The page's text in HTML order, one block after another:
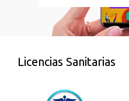
Licencias Sanitarias